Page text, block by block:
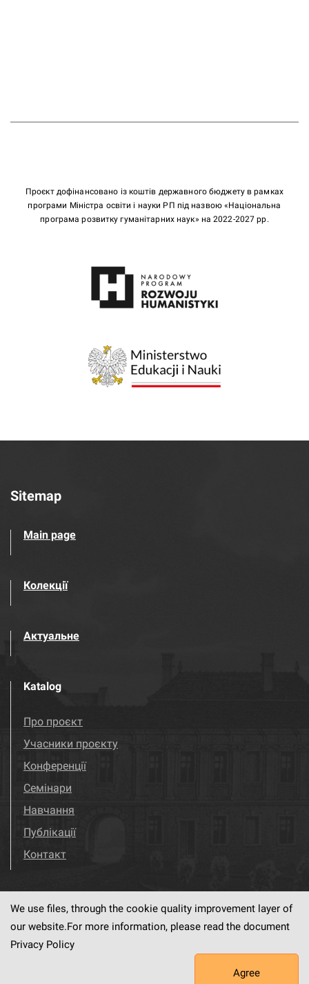
Проєкт дофінансовано із коштів державного бюджету в рамках
програми Міністра освіти і науки РП під назвою «Національна
програма розвитку гуманітарних наук» на 2022-2027 рр.
Sitemap
Main page
Колекції
Актуальне
Katalog
Про проєкт
Учасники проєкту
Конференції
Семінари
Навчання
Публікації
Контакт
Visit us! Facebook
software created by
We use files, through the cookie quality improvement layer of
our website.For more information, please read the document
Privacy Policy
Agree